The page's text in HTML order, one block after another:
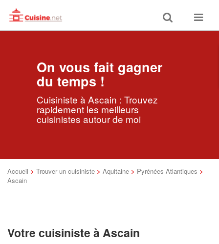
Toggle
search
Toggle
On vous fait gagner
du temps !
Cuisiniste à Ascain : Trouvez
rapidement les meilleurs
cuisinistes autour de moi
Accueil > Trouver un cuisiniste > Aquitaine > Pyrénées-Atlantiques >
Ascain
Votre cuisiniste à Ascain